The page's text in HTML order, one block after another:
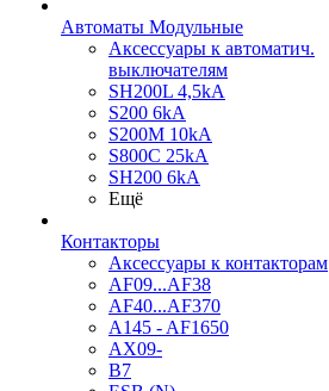
Автоматы Модульные
Аксессуары к автоматич.
выключателям
SH200L 4,5kA
S200 6kA
S200M 10kA
S800C 25kA
SH200 6kA
Ещё
Контакторы
Аксессуары к контакторам
AF09...AF38
AF40...AF370
A145 - AF1650
AX09-
B7